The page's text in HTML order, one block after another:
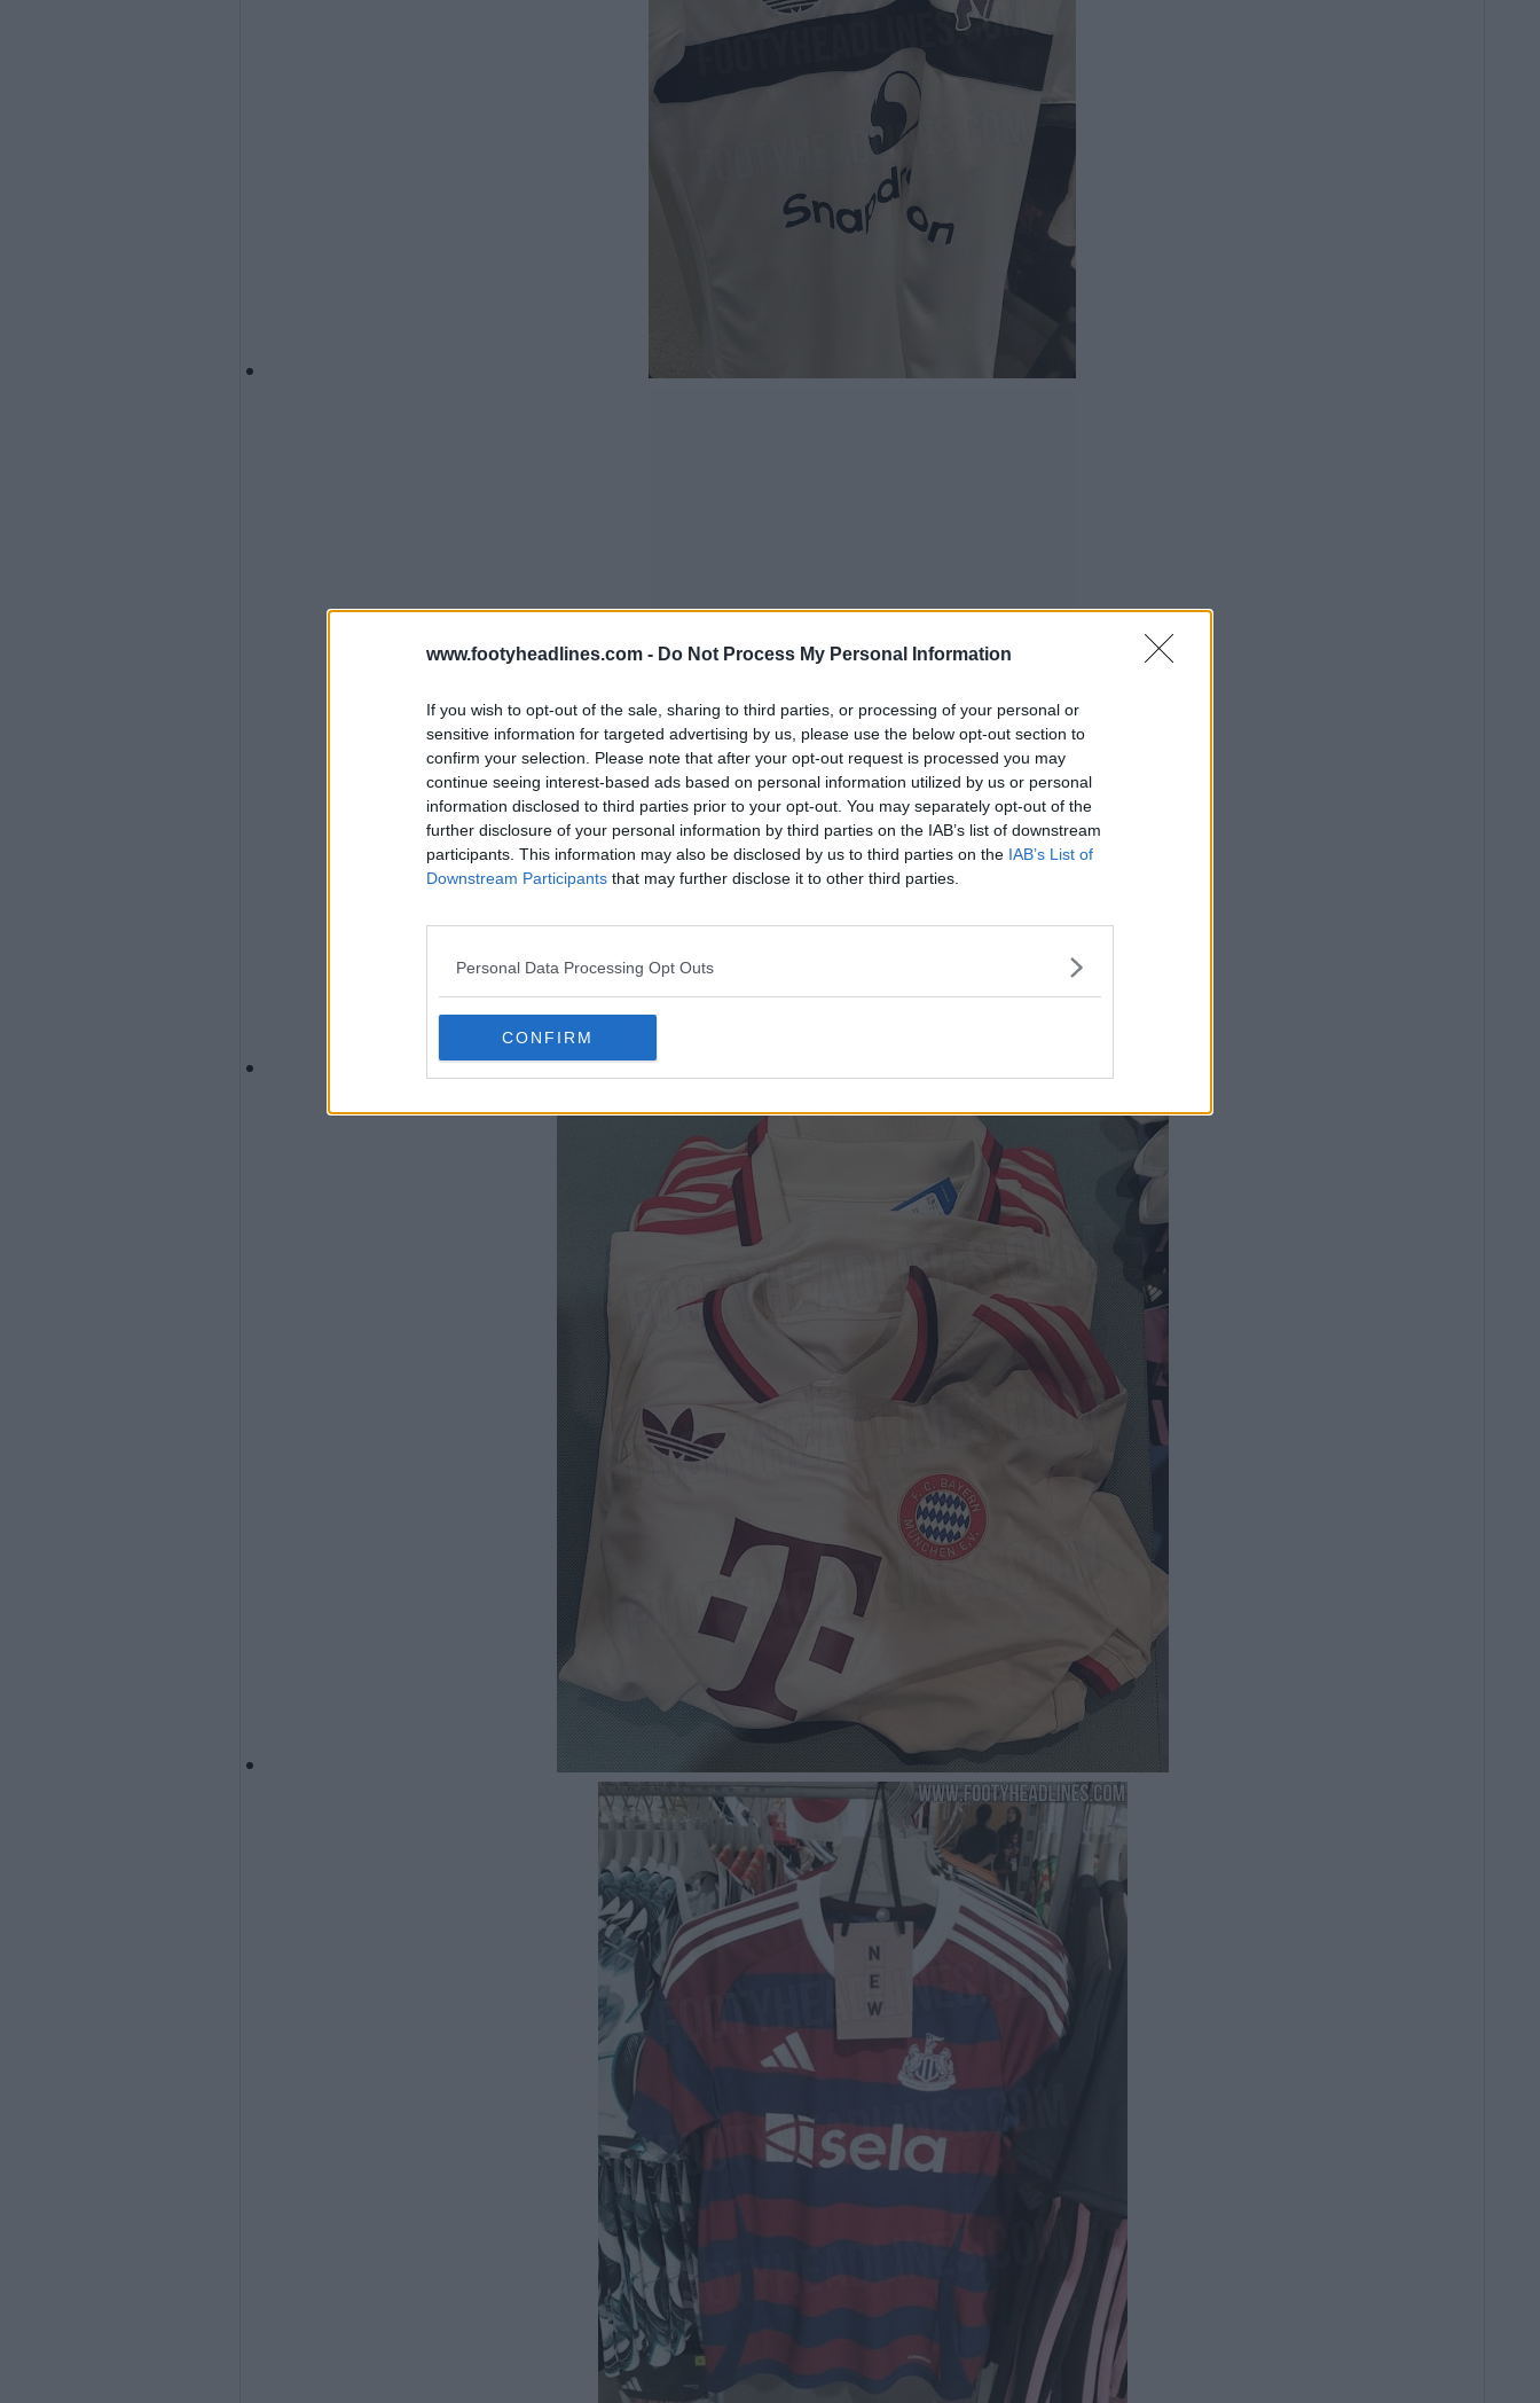
www.footyheadlines.com - Do Not Process My Personal Information
If you wish to opt-out of the sale, sharing to third parties, or processing of your personal or
sensitive information for targeted advertising by us, please use the below opt-out section to
confirm your selection. Please note that after your opt-out request is processed you may
continue seeing interest-based ads based on personal information utilized by us or personal
information disclosed to third parties prior to your opt-out. You may separately opt-out of the
further disclosure of your personal information by third parties on the IAB’s list of downstream
participants. This information may also be disclosed by us to third parties on the IAB’s List of
Downstream Participants that may further disclose it to other third parties.
Personal Data Processing Opt Outs
CONFIRM